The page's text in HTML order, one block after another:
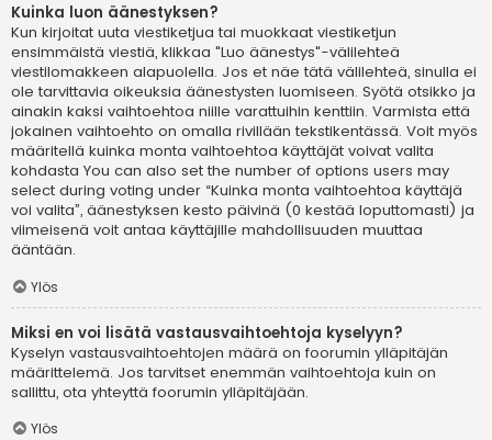
Kuinka luon äänestyksen?
Kun kirjoitat uuta viestiketjua tai muokkaat viestiketjun
ensimmäistä viestiä, klikkaa "Luo äänestys"-välilehteä
viestilomakkeen alapuolella. Jos et näe tätä välilehteä, sinulla ei
ole tarvittavia oikeuksia äänestysten luomiseen. Syötä otsikko ja
ainakin kaksi vaihtoehtoa niille varattuihin kenttiin. Varmista että
jokainen vaihtoehto on omalla rivillään tekstikentässä. Voit myös
määritellä kuinka monta vaihtoehtoa käyttäjät voivat valita
kohdasta You can also set the number of options users may
select during voting under “Kuinka monta vaihtoehtoa käyttäjä
voi valita”, äänestyksen kesto päivinä (0 kestää loputtomasti) ja
viimeisenä voit antaa käyttäjille mahdollisuuden muuttaa
ääntään.
Ylös
Miksi en voi lisätä vastausvaihtoehtoja kyselyyn?
Kyselyn vastausvaihtoehtojen määrä on foorumin ylläpitäjän
määrittelemä. Jos tarvitset enemmän vaihtoehtoja kuin on
sallittu, ota yhteyttä foorumin ylläpitäjään.
Ylös